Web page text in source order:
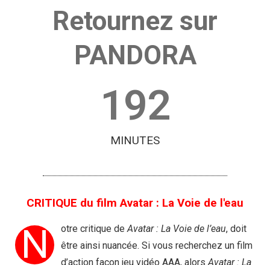
Retournez sur
PANDORA
192
MINUTES
CRITIQUE du film Avatar : La Voie de l'eau
N otre critique deAvatar : La Voie de l’eau, doit
être ainsi nuancée. Si vous recherchez un film
d’action façon jeu vidéo AAA, alorsAvatar : La